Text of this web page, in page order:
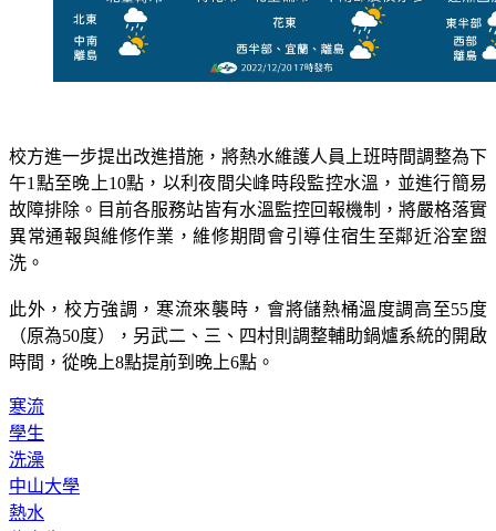
校方進一步提出改進措施，將熱水維護人員上班時間調整為下
午1點至晚上10點，以利夜間尖峰時段監控水溫，並進行簡易
故障排除。目前各服務站皆有水溫監控回報機制，將嚴格落實
異常通報與維修作業，維修期間會引導住宿生至鄰近浴室盥
洗。
此外，校方強調，寒流來襲時，會將儲熱桶溫度調高至55度
（原為50度），另武二、三、四村則調整輔助鍋爐系統的開啟
時間，從晚上8點提前到晚上6點。
寒流
學生
洗澡
中山大學
熱水